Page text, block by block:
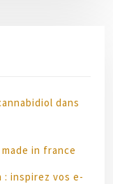
dans
in france
: inspirez vos e-